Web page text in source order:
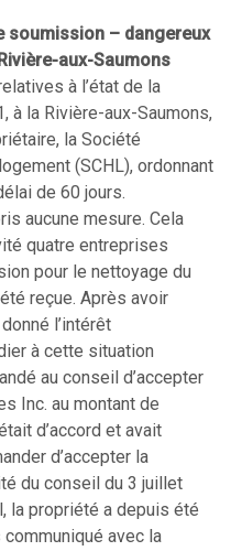
soumission – dangereux
aux-Saumons
à l’état de la
à la Rivière-aux-Saumons,
la Société
(SCHL), ordonnant
de 60 jours.
aucune mesure. Cela
quatre entreprises
pour le nettoyage du
reçue. Après avoir
l’intérêt
à cette situation
au conseil d’accepter
Inc. au montant de
d’accord et avait
d’accepter la
du conseil du 3 juillet
la propriété a depuis été
communiqué avec la